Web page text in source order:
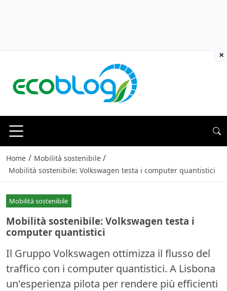
Home / Mobilità sostenibile /
Mobilità sostenibile: Volkswagen testa i computer quantistici
Mobilità sostenibile
Mobilità sostenibile: Volkswagen testa i
computer quantistici
Il Gruppo Volkswagen ottimizza il flusso del
traffico con i computer quantistici. A Lisbona
un'esperienza pilota per rendere più efficienti
×